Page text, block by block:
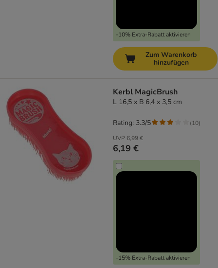
-10% Extra-Rabatt aktivieren
Zum Warenkorb
hinzufügen
Kerbl MagicBrush
L 16,5 x B 6,4 x 3,5 cm
UVP 6,99 €
6,19 €
-15% Extra-Rabatt aktivieren
Rating: 3.3/5 (10)